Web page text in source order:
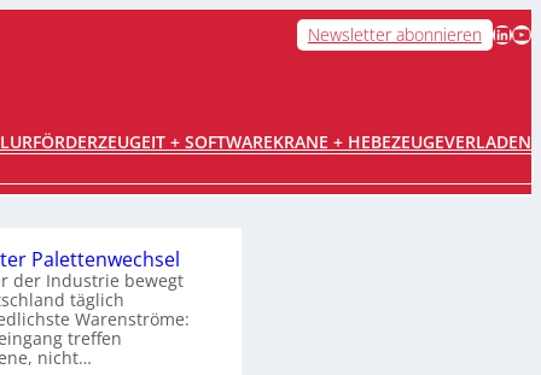
Newsletter abonnieren LinkedIn YouTube
IT + SOFTWAREKRANE + HEBEZEUGEVERLADEN
Palettenwechsel
der Industrie bewegt
täglich
Warenströme:
treffen
nicht…